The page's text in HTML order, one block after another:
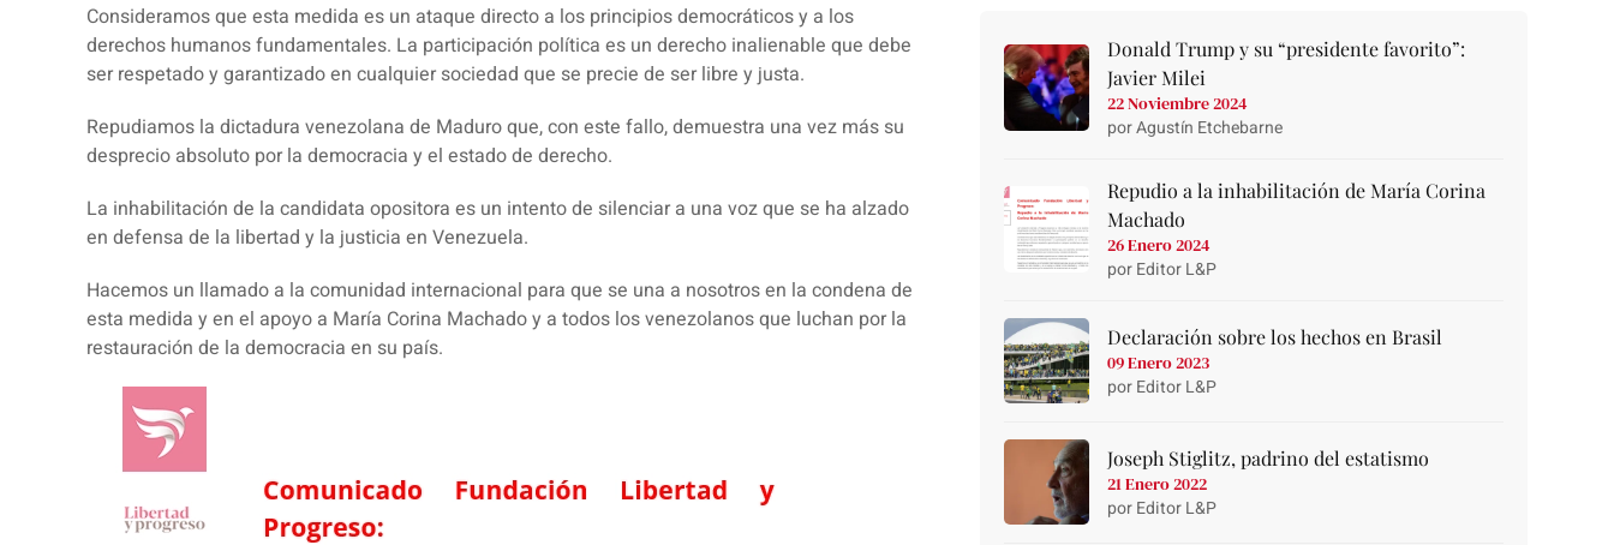
Consideramos que esta medida es un ataque directo a los principios democráticos y a los
derechos humanos fundamentales. La participación política es un derecho inalienable que debe
ser respetado y garantizado en cualquier sociedad que se precie de ser libre y justa.
Repudiamos la dictadura venezolana de Maduro que, con este fallo, demuestra una vez más su
desprecio absoluto por la democracia y el estado de derecho.
La inhabilitación de la candidata opositora es un intento de silenciar a una voz que se ha alzado
en defensa de la libertad y la justicia en Venezuela.
Hacemos un llamado a la comunidad internacional para que se una a nosotros en la condena de
esta medida y en el apoyo a María Corina Machado y a todos los venezolanos que luchan por la
restauración de la democracia en su país.
Donald Trump y su “presidente favorito”:
Javier Milei
22 Noviembre 2024
por Agustín Etchebarne
Repudio a la inhabilitación de María Corina
Machado
26 Enero 2024
por Editor L&P
Declaración sobre los hechos en Brasil
09 Enero 2023
por Editor L&P
Joseph Stiglitz, padrino del estatismo
21 Enero 2022
por Editor L&P